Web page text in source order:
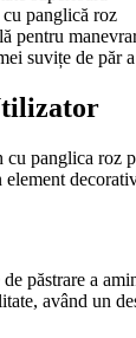
panglică roz
pentru
suvițe de păr
panglica roz
element
păstrare a
având un